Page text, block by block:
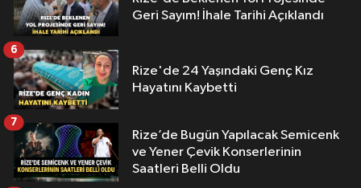
Geri Sayım! İhale Tarihi Açıklandı
Rize'de 24 Yaşındaki Genç Kız
Hayatını Kaybetti
6
Rize’de Bugün Yapılacak Semicenk
ve Yener Çevik Konserlerinin
Saatleri Belli Oldu
7